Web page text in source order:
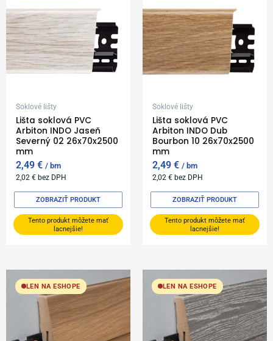
Soklové lišty
Lišta soklová PVC
Arbiton INDO Jaseň
Severný 02 26x70x2500
mm
2,49€ bm
2,02€ bez DPH
Tento produkt môžete mať
lacnejšie!
ZOBRAZIŤ PRODUKT
Soklové lišty
Lišta soklová PVC
Arbiton INDO Dub
Bourbon 10 26x70x2500
mm
2,49€ bm
2,02€ bez DPH
Tento produkt môžete mať
lacnejšie!
ZOBRAZIŤ PRODUKT
LEN NA ESHOPE LEN NA ESHOPE